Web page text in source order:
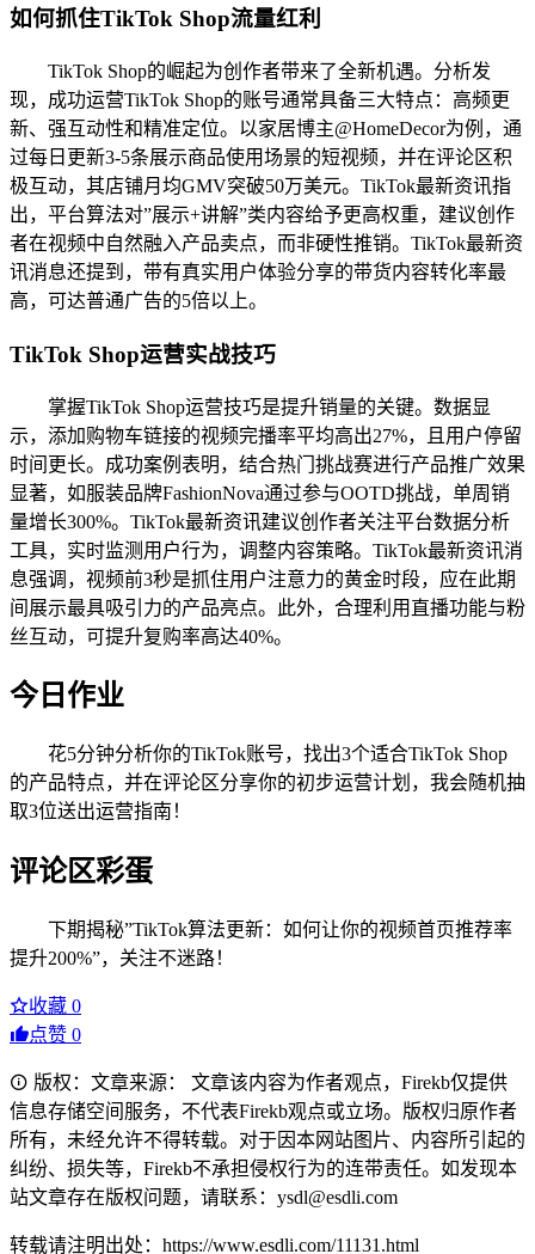
如何抓住TikTok Shop流量红利
TikTok Shop的崛起为创作者带来了全新机遇。分析发
现，成功运营TikTok Shop的账号通常具备三大特点：高频更
新、强互动性和精准定位。以家居博主@HomeDecor为例，通
过每日更新3-5条展示商品使用场景的短视频，并在评论区积
极互动，其店铺月均GMV突破50万美元。TikTok最新资讯指
出，平台算法对”展示+讲解”类内容给予更高权重，建议创作
者在视频中自然融入产品卖点，而非硬性推销。TikTok最新资
讯消息还提到，带有真实用户体验分享的带货内容转化率最
高，可达普通广告的5倍以上。
TikTok Shop运营实战技巧
掌握TikTok Shop运营技巧是提升销量的关键。数据显
示，添加购物车链接的视频完播率平均高出27%，且用户停留
时间更长。成功案例表明，结合热门挑战赛进行产品推广效果
显著，如服装品牌FashionNova通过参与OOTD挑战，单周销
量增长300%。TikTok最新资讯建议创作者关注平台数据分析
工具，实时监测用户行为，调整内容策略。TikTok最新资讯消
息强调，视频前3秒是抓住用户注意力的黄金时段，应在此期
间展示最具吸引力的产品亮点。此外，合理利用直播功能与粉
丝互动，可提升复购率高达40%。
今日作业
花5分钟分析你的TikTok账号，找出3个适合TikTok Shop
的产品特点，并在评论区分享你的初步运营计划，我会随机抽
取3位送出运营指南！
评论区彩蛋
下期揭秘”TikTok算法更新：如何让你的视频首页推荐率
提升200%”，关注不迷路！
收藏 0
点赞 0
版权：文章来源： 文章该内容为作者观点，Firekb仅提供
信息存储空间服务，不代表Firekb观点或立场。版权归原作者
所有，未经允许不得转载。对于因本网站图片、内容所引起的
纠纷、损失等，Firekb不承担侵权行为的连带责任。如发现本
站文章存在版权问题，请联系：ysdl@esdli.com
转载请注明出处：https://www.esdli.com/11131.html